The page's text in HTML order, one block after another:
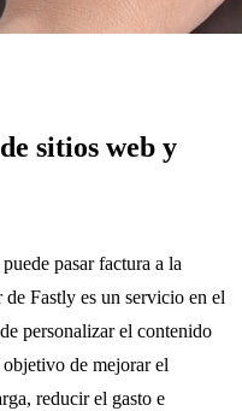
sitios web y
pasar factura a la
Fastly es un servicio en el
personalizar el contenido
de mejorar el
reducir el gasto e